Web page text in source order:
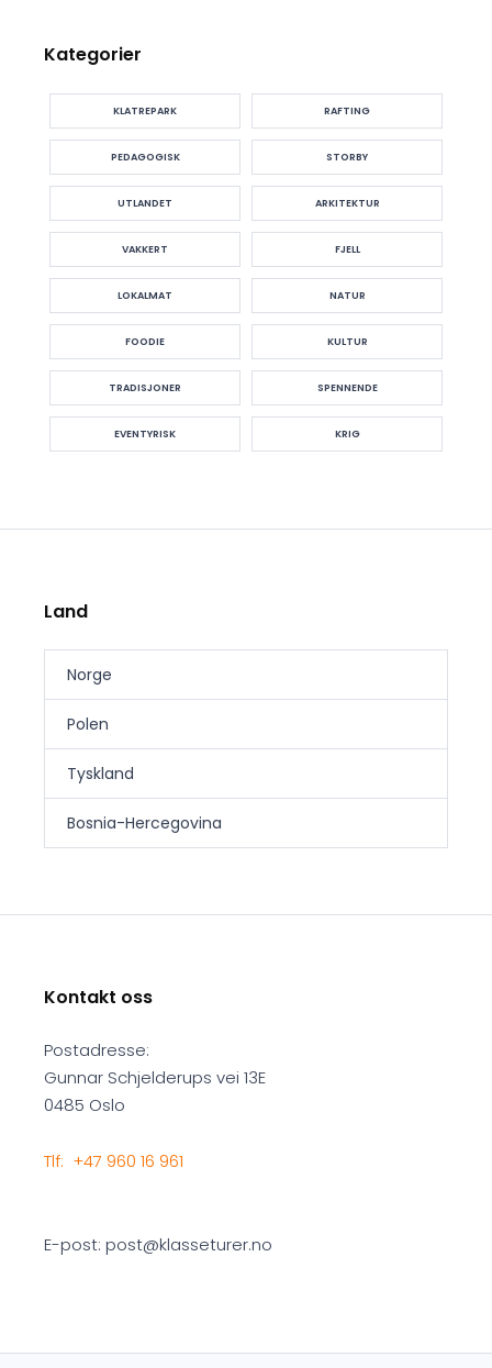
Kategorier
KLATREPARK RAFTING
PEDAGOGISK STORBY
UTLANDET ARKITEKTUR
VAKKERT FJELL
LOKALMAT NATUR
FOODIE KULTUR
TRADISJONER SPENNENDE
EVENTYRISK KRIG
Land
Norge
Polen
Tyskland
Bosnia-Hercegovina
Kontakt oss
Postadresse:
Gunnar Schjelderups vei 13E
0485 Oslo
Tlf: +47 960 16 961
E-post: post@klasseturer.no